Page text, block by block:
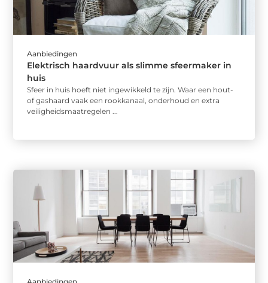
Aanbiedingen
Elektrisch haardvuur als slimme sfeermaker in
huis
Sfeer in huis hoeft niet ingewikkeld te zijn. Waar een hout-
of gashaard vaak een rookkanaal, onderhoud en extra
veiligheidsmaatregelen ...